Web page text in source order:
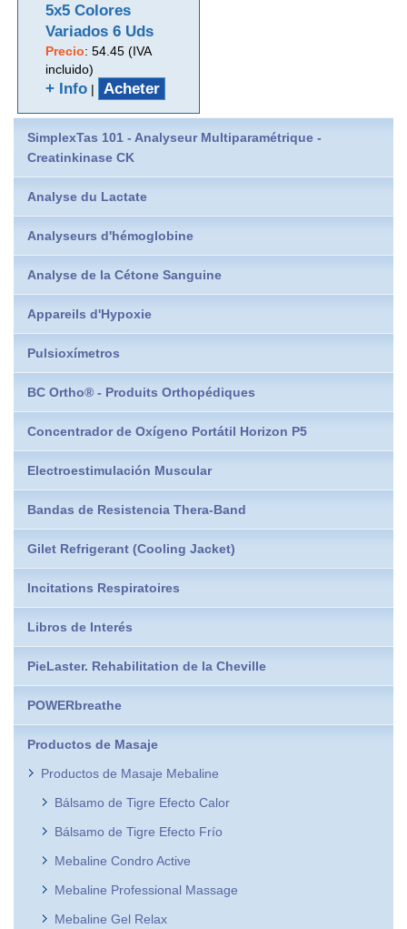
5x5 Colores
Variados 6 Uds
Precio:54.45 (IVA
incluido)
+ Info | Acheter
SimplexTas 101 - Analyseur Multiparamétrique -
Creatinkinase CK
Analyse du Lactate
Analyseurs d'hémoglobine
Analyse de la Cétone Sanguine
Appareils d'Hypoxie
Pulsioxímetros
BC Ortho® - Produits Orthopédiques
Concentrador de Oxígeno Portátil Horizon P5
Electroestimulación Muscular
Bandas de Resistencia Thera-Band
Gilet Refrigerant (Cooling Jacket)
Incitations Respiratoires
Libros de Interés
PieLaster. Rehabilitation de la Cheville
POWERbreathe
Productos de Masaje
Productos de Masaje Mebaline
Bálsamo de Tigre Efecto Calor
Bálsamo de Tigre Efecto Frío
Mebaline Condro Active
Mebaline Professional Massage
Mebaline Gel Relax